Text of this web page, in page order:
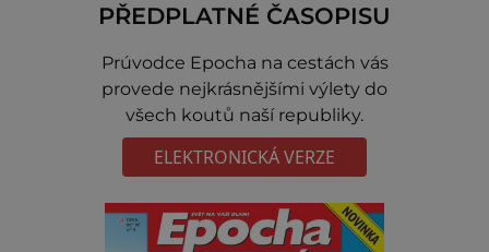
PŘEDPLATNÉ ČASOPISU
Prúvodce Epocha na cestách vás
provede nejkrásnějšími výlety do
všech koutů naší republiky.
ELEKTRONICKÁ VERZE